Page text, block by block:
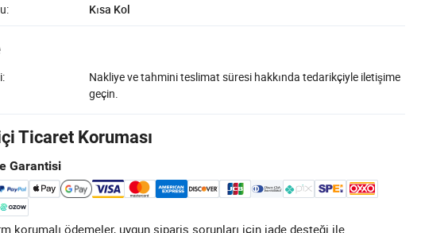
Kısa Kol
Nakliye ve tahmini teslimat süresi hakkında tedarikçiyle iletişime
geçin.
Ticaret Koruması
Garantisi
korumalı ödemeler, uygun sipariş sorunları için iade desteği ile